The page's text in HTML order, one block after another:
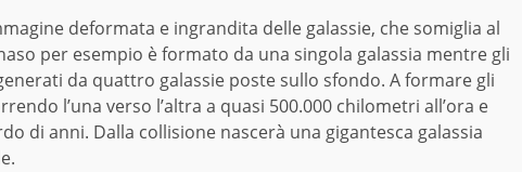
deformata e ingrandita delle galassie, che somiglia al
per esempio è formato da una singola galassia mentre gli
da quattro galassie poste sullo sfondo. A formare gli
l’una verso l’altra a quasi 500.000 chilometri all’ora e
di anni. Dalla collisione nascerà una gigantesca galassia